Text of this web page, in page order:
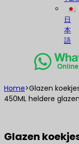
日
本
語
Home>Glazen
450ML heldere
Glazen